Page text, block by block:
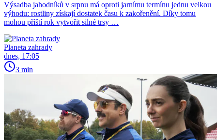
Výsadba jahodníků v srpnu má oproti jarnímu termínu jednu velkou
výhodu: rostliny získají dostatek času k zakořenění. Díky tomu
mohou příští rok vytvořit silné trsy …
Planeta zahrady
dnes, 17:05
3 min